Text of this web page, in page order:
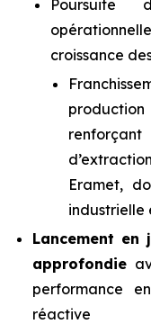
Poursuite
croissance
Eramet,
industrielle
Lancement en
approfondie
performance
réactive